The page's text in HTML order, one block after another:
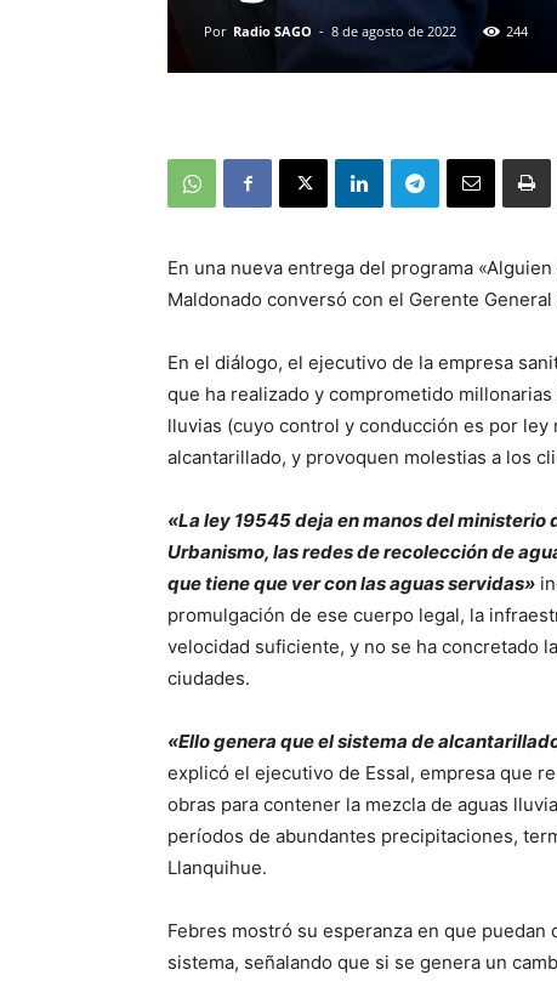
Por Radio SAGO - 8 de agosto de 2022 244
En una nueva entrega del programa
Maldonado conversó con el Gerente
En el diálogo, el ejecutivo de la empresa
que ha realizado y comprometido
lluvias (cuyo control y conducción es por
alcantarillado, y provoquen molestias a los
«La ley 19545 deja en manos del
Urbanismo, las redes de recolección de
que tiene que ver con las aguas servidas»
promulgación de ese cuerpo legal, la
velocidad suficiente, y no se ha concretado
ciudades.
«Ello genera que el sistema de
explicó el ejecutivo de Essal, empresa que
obras para contener la mezcla de aguas
períodos de abundantes precipitaciones,
Llanquihue.
Febres mostró su esperanza en que
sistema, señalando que si se genera un